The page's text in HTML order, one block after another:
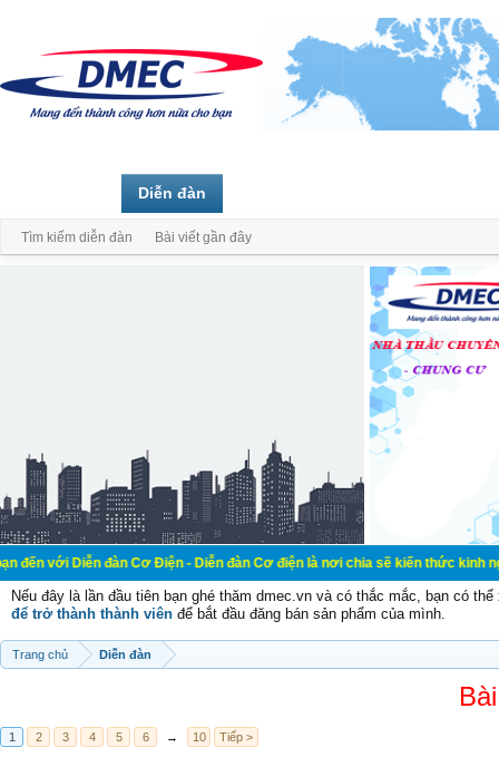
đàn Cơ Điện - Diễn đàn Cơ điện là nơi chia sẽ kiến thức kinh nghiệm
Nếu đây là lần đầu tiên bạn ghé thăm dmec.vn và có thắc mắc, bạn có
để trở thành thành viên để bắt đầu đăng bán sản phẩm của mình.
Trang chủ Diễn đàn
1 2 3 4 5 6 → 10 Tiếp >
Diễn đàn
Tìm kiếm diễn đàn Bài viết gần đây